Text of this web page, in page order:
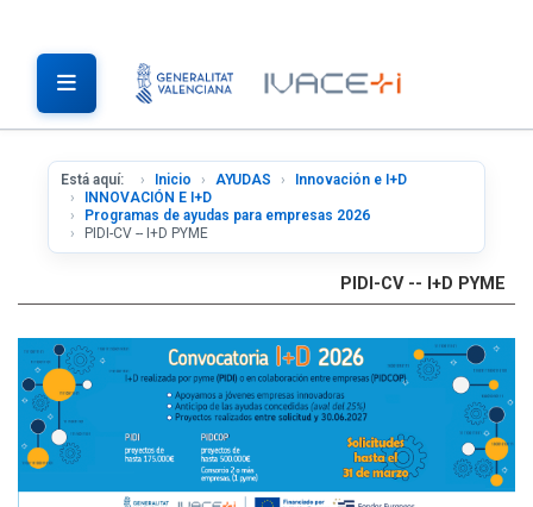
Está aquí: Inicio AYUDAS
Innovación e I+D
INNOVACIÓN E I+D
Programas de ayudas para empresas 2026
PIDI-CV -- I+D PYME
PIDI-CV -- I+D PYME